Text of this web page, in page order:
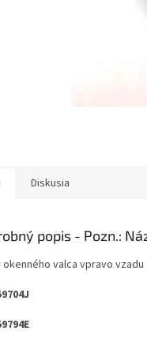
Diskusia
popis
valca vpravo vzadu